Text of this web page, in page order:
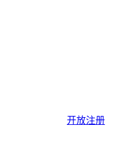
开放注册